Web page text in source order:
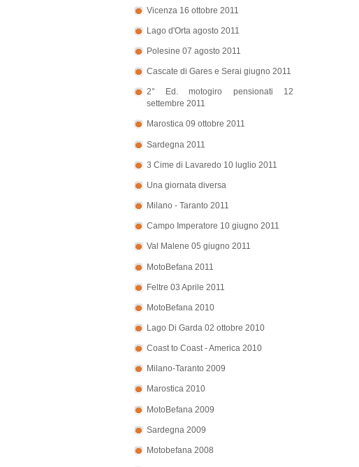
Vicenza 16 ottobre 2011
Lago d'Orta agosto 2011
Polesine 07 agosto 2011
Cascate di Gares e Serai giugno 2011
2° Ed. motogiro pensionati 12
settembre 2011
Marostica 09 ottobre 2011
Sardegna 2011
3 Cime di Lavaredo 10 luglio 2011
Una giornata diversa
Milano - Taranto 2011
Campo Imperatore 10 giugno 2011
Val Malene 05 giugno 2011
MotoBefana 2011
Feltre 03 Aprile 2011
MotoBefana 2010
Lago Di Garda 02 ottobre 2010
Coast to Coast - America 2010
Milano-Taranto 2009
Marostica 2010
MotoBefana 2009
Sardegna 2009
Motobefana 2008